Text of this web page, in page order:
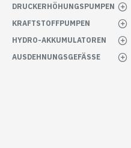
DRUCKERHÖHUNGSPUMPEN
KRAFTSTOFFPUMPEN
HYDRO-AKKUMULATOREN
AUSDEHNUNGSGEFÄSSE